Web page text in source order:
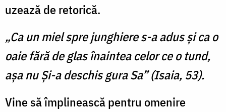
uzează de retorică.
„Ca un miel spre junghiere s-a adus şi ca o
oaie fără de glas înaintea celor ce o tund,
aşa nu Şi-a deschis gura Sa” (Isaia, 53).
Vine să împlinească pentru omenire